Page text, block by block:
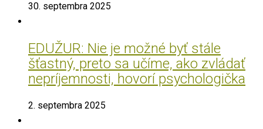
30. septembra 2025
EDUŽUR: Nie je možné byť stále
šťastný, preto sa učíme, ako zvládať
nepríjemnosti, hovorí psychologička
2. septembra 2025